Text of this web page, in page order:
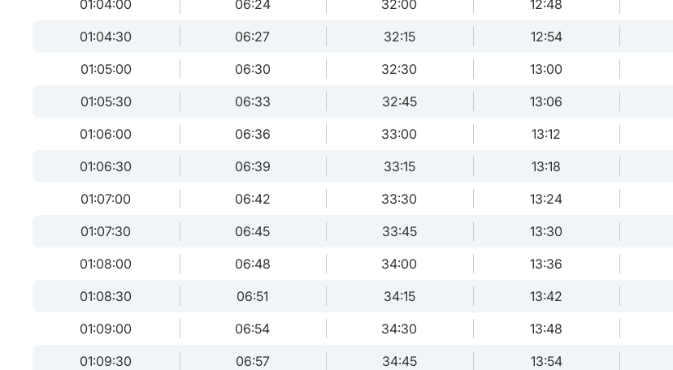
01:04:00
06:24 32:00 12:48
01:04:30
06:27 32:15 12:54
01:05:00
06:30 32:30 13:00
01:05:30
06:33 32:45 13:06
01:06:00
06:36 33:00 13:12
01:06:30
06:39 33:15 13:18
01:07:00
06:42 33:30 13:24
01:07:30
06:45 33:45 13:30
01:08:00
06:48 34:00 13:36
01:08:30
06:51 34:15 13:42
01:09:00
06:54 34:30 13:48
01:09:30
06:57 34:45 13:54